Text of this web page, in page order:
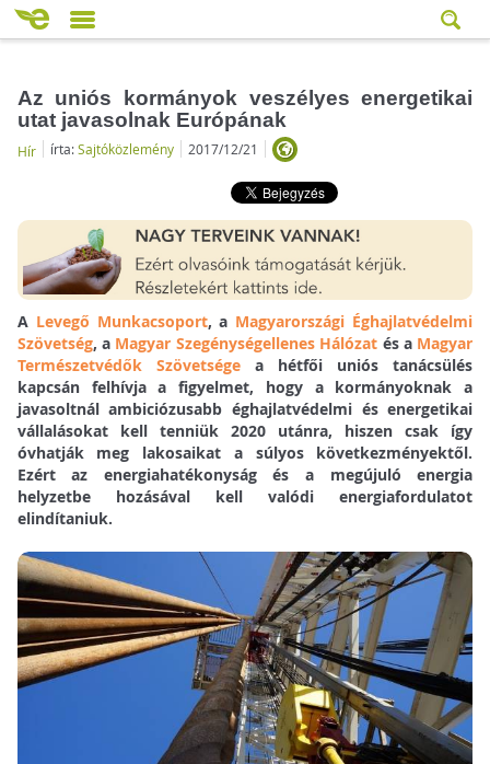
Az uniós kormányok veszélyes energetikai
utat javasolnak Európának
Hír írta:Sajtóközlemény 2017/12/21
A Levegő Munkacsoport, a Magyarországi Éghajlatvédelmi
Szövetség, a Magyar Szegénységellenes Hálózat és a Magyar
Természetvédők Szövetségea hétfői uniós tanácsülés
kapcsán felhívja a figyelmet, hogy a kormányoknak a
javasoltnál ambiciózusabb éghajlatvédelmi és energetikai
vállalásokat kell tenniük 2020 utánra, hiszen csak így
óvhatják meg lakosaikat a súlyos következményektől.
Ezért az energiahatékonyság és a megújuló energia
helyzetbe hozásával kell valódi energiafordulatot
elindítaniuk.